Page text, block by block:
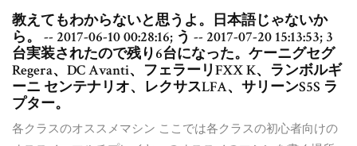
教えてもわからないと思うよ。日本語じゃないか
ら。 -- 2017-06-10 00:28:16; う -- 2017-07-20 15:13:53; 3
台実装されたので残り6台になった。ケーニグセグ
Regera、DC Avanti、フェラーリFXX K、ランボルギ
ーニ センテナリオ、レクサスLFA、サリーンS5S ラ
プター。
各クラスのオススメマシン ここでは各クラスの初心者向けの